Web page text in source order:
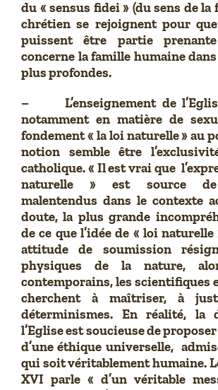
du « sensus fidei » (du sens de la
chrétien se rejoignent pour
puissent être partie
concerne la famille humaine
plus profondes.
– L’enseignement de
notamment en matière de
fondement « la loi naturelle » au
notion semble être
catholique. « Il est vrai que
naturelle » est source de
malentendus dans le contexte
doute, la plus grande
de ce que l’idée de « loi naturelle
attitude de soumission
physiques de la nature,
contemporains, les scientifiques
cherchent à maîtriser, à
déterminismes. En réalité, la
l’Eglise est soucieuse de
d’une éthique universelle,
qui soit véritablement humaine.
XVI parle « d’un véritable